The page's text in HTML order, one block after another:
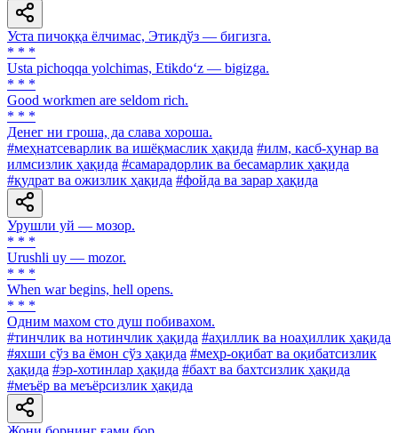
Уста пичоққа ёлчимас, Этикдўз — бигизга.
* * *
Usta pichoqqa yolchimas, Etikdo‘z — bigizga.
* * *
Good workmen are seldom rich.
* * *
Денег ни гроша, да слава хороша.
#меҳнатсеварлик ва ишёқмаслик ҳақида #илм, касб-ҳунар ва
илмсизлик ҳақида #самарадорлик ва бесамарлик ҳақида
#қудрат ва ожизлик ҳақида #фойда ва зарар ҳақида
Урушли уй — мозор.
* * *
Urushli uy — mozor.
* * *
When war begins, hell opens.
* * *
Одним махом сто душ побивахом.
#тинчлик ва нотинчлик ҳақида #аҳиллик ва ноаҳиллик ҳақида
#яхши сўз ва ёмон сўз ҳақида #меҳр-оқибат ва оқибатсизлик
ҳақида #эр-хотинлар ҳақида #бахт ва бахтсизлик ҳақида
#меъёр ва меъёрсизлик ҳақида